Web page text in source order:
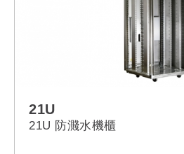
21U
21U 防濺水機櫃